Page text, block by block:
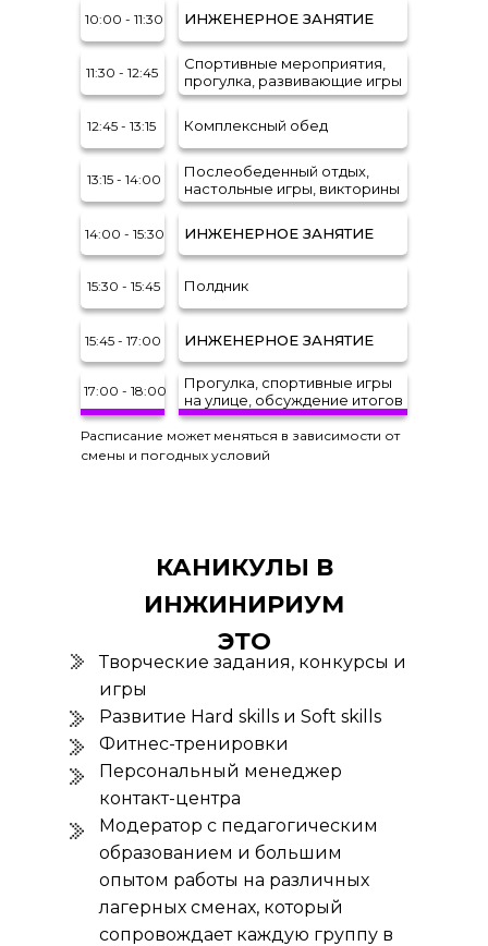
10:00 - 11:30 ИНЖЕНЕРНОЕ ЗАНЯТИЕ
11:30 - 12:45
Спортивные мероприятия,
прогулка, развивающие игры
Расписание может меняться в зависимости от
смены и погодных условий
12:45 - 13:15 Комплексный обед
15:30 - 15:45 Полдник
17:00 - 18:00
Прогулка, спортивные игры
на улице, обсуждение итогов
13:15 - 14:00
Послеобеденный отдых,
настольные игры, викторины
14:00 - 15:30 ИНЖЕНЕРНОЕ ЗАНЯТИЕ
15:45 - 17:00 ИНЖЕНЕРНОЕ ЗАНЯТИЕ
КАНИКУЛЫ В
ИНЖИНИРИУМ
ЭТО
Творческие задания, конкурсы и
игры
Развитие Hard skills и Soft skills
Фитнес-тренировки
Персональный менеджер
контакт-центра
Модератор с педагогическим
образованием и большим
опытом работы на различных
лагерных сменах, который
сопровождает каждую группу в